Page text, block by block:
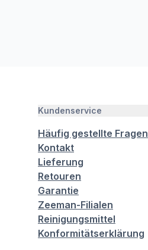
Kundenservice
Häufig gestellte Fragen
Kontakt
Lieferung
Retouren
Garantie
Zeeman-Filialen
Reinigungsmittel
Konformitätserklärung